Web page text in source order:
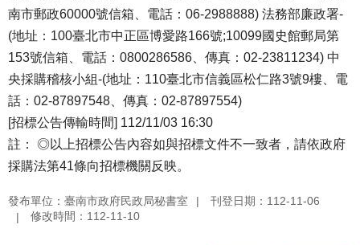
南市郵政60000號信箱、電話：06-2988888) 法務部廉政署-
(地址：100臺北市中正區博愛路166號;10099國史館郵局第
153號信箱、電話：0800286586、傳真：02-23811234) 中
央採購稽核小組-(地址：110臺北市信義區松仁路3號9樓、電
話：02-87897548、傳真：02-87897554)
[招標公告傳輸時間] 112/11/03 16:30
註： ◎以上招標公告內容如與招標文件不一致者，請依政府
採購法第41條向招標機關反映。
發布單位：臺南市政府民政局秘書室
刊登日期：112-11-06
修改時間：112-11-10